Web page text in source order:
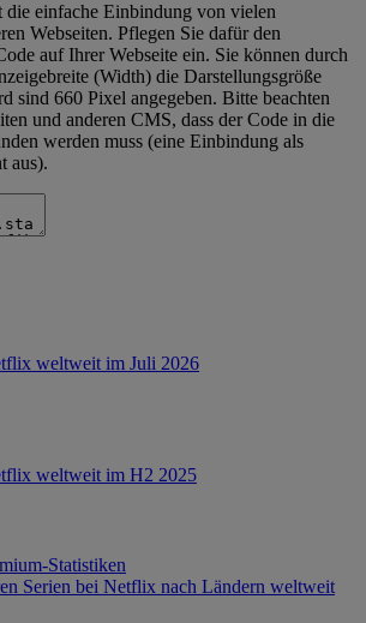
die einfache Einbindung von vielen
Webseiten. Pflegen Sie dafür den
auf Ihrer Webseite ein. Sie können durch
(Width) die Darstellungsgröße
sind 660 Pixel angegeben. Bitte beachten
und anderen CMS, dass der Code in die
werden muss (eine Einbindung als
aus).
weltweit im Juli 2026
weltweit im H2 2025
Statistiken
Serien bei Netflix nach Ländern weltweit